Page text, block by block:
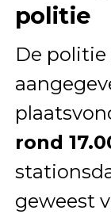
politie
De
rond
geweest